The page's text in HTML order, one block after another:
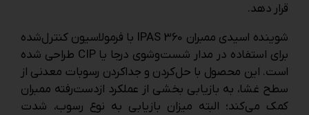
قرار دهد.
شوینده اسیدی ممبران IPAS 360 با فرمولاسیون کنترل‌شده
برای استفاده در مدار شست‌وشوی درجا یا CIP طراحی شده
است. این محصول با حل‌کردن و جداکردن رسوبات معدنی از
سطح غشا، به بازیابی بخشی از عملکرد ازدست‌رفته ممبران
کمک می‌کند؛ البته میزان بازیابی به نوع رسوب، شدت